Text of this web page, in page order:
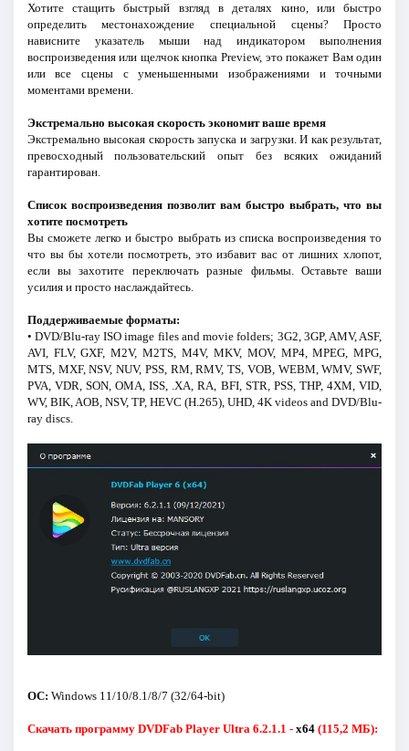
Хотите стащить быстрый взгляд в деталях кино, или быстро
определить местонахождение специальной сцены? Просто
нависните указатель мыши над индикатором выполнения
воспроизведения или щелчок кнопка Preview, это покажет Вам один
или все сцены с уменьшенными изображениями и точными
моментами времени.
Экстремально высокая скорость экономит ваше время
Экстремально высокая скорость запуска и загрузки. И как результат,
превосходный пользовательский опыт без всяких ожиданий
гарантирован.
Список воспроизведения позволит вам быстро выбрать, что вы
хотите посмотреть
Вы сможете легко и быстро выбрать из списка воспроизведения то
что вы бы хотели посмотреть, это избавит вас от лишних хлопот,
если вы захотите переключать разные фильмы. Оставьте ваши
усилия и просто наслаждайтесь.
Поддерживаемые форматы:
• DVD/Blu-ray ISO image files and movie folders; 3G2, 3GP, AMV, ASF,
AVI, FLV, GXF, M2V, M2TS, M4V, MKV, MOV, MP4, MPEG, MPG,
MTS, MXF, NSV, NUV, PSS, RM, RMV, TS, VOB, WEBM, WMV, SWF,
PVA, VDR, SON, OMA, ISS, .XA, RA, BFI, STR, PSS, THP, 4XM, VID,
WV, BIK, AOB, NSV, TP, HEVC (H.265), UHD, 4K videos and DVD/Blu-
ray discs.
ОС: Windows 11/10/8.1/8/7 (32/64-bit)
Скачать программу DVDFab Player Ultra 6.2.1.1 - x64(115,2 МБ):